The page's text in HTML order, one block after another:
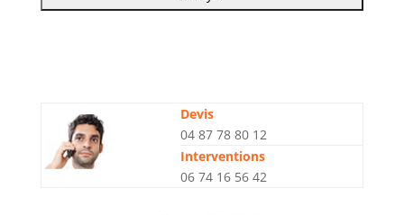
Devis
04 87 78 80 12
Interventions
06 74 16 56 42